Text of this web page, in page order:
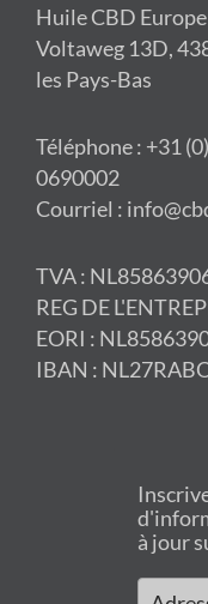
Huile CBD Europe
Voltaweg 13D,
les Pays-Bas
Téléphone : +31
0690002
Courriel :
TVA :
REG DE
EORI :
IBAN :
à jour